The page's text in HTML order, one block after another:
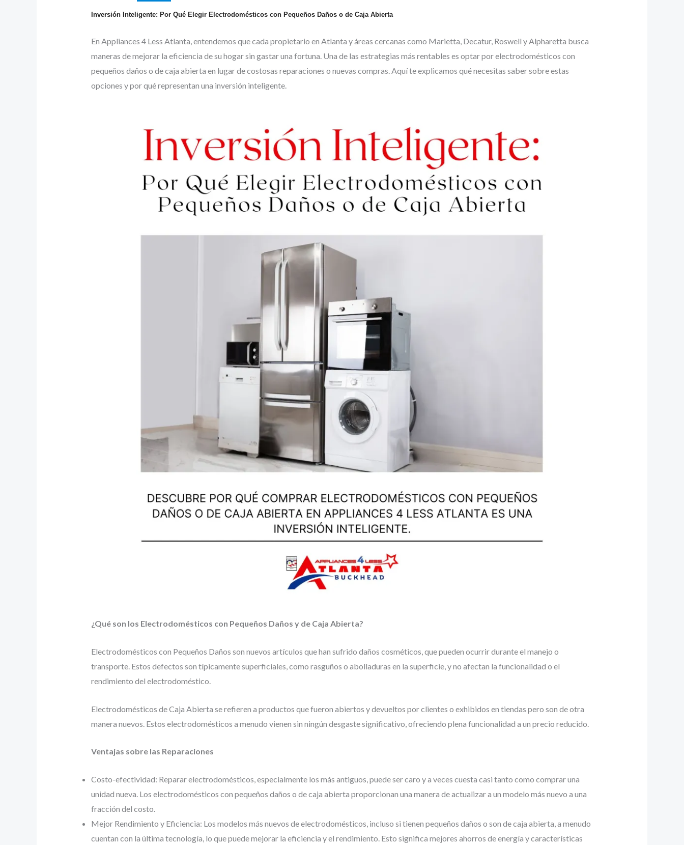
Inversión Inteligente: Por Qué Elegir Electrodomésticos con Pequeños Daños o de Caja Abierta
En Appliances 4 Less Atlanta, entendemos que cada propietario en Atlanta y áreas cercanas como Marietta, Decatur, Roswell y Alpharetta busca
maneras de mejorar la eficiencia de su hogar sin gastar una fortuna. Una de las estrategias más rentables es optar por electrodomésticos con
pequeños daños o de caja abierta en lugar de costosas reparaciones o nuevas compras. Aquí te explicamos qué necesitas saber sobre estas
opciones y por qué representan una inversión inteligente.
¿Qué son los Electrodomésticos con Pequeños Daños y de Caja Abierta?
Electrodomésticos con Pequeños Daños son nuevos artículos que han sufrido daños cosméticos, que pueden ocurrir durante el manejo o
transporte. Estos defectos son típicamente superficiales, como rasguños o abolladuras en la superficie, y no afectan la funcionalidad o el
rendimiento del electrodoméstico.
Electrodomésticos de Caja Abierta se refieren a productos que fueron abiertos y devueltos por clientes o exhibidos en tiendas pero son de otra
manera nuevos. Estos electrodomésticos a menudo vienen sin ningún desgaste significativo, ofreciendo plena funcionalidad a un precio reducido.
Ventajas sobre las Reparaciones
Costo-efectividad: Reparar electrodomésticos, especialmente los más antiguos, puede ser caro y a veces cuesta casi tanto como comprar una
unidad nueva. Los electrodomésticos con pequeños daños o de caja abierta proporcionan una manera de actualizar a un modelo más nuevo a una
fracción del costo.
Mejor Rendimiento y Eficiencia: Los modelos más nuevos de electrodomésticos, incluso si tienen pequeños daños o son de caja abierta, a menudo
cuentan con la última tecnología, lo que puede mejorar la eficiencia y el rendimiento. Esto significa mejores ahorros de energía y características